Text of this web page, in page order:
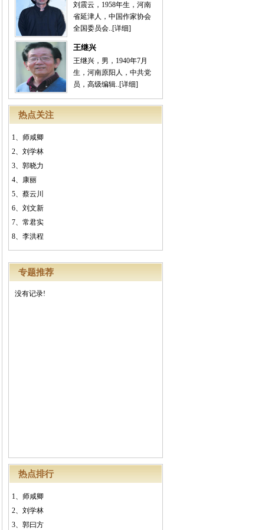
刘震云，1958年生，河南
省延津人，中国作家协会
全国委员会..[详细]
王继兴
王继兴，男，1940年7月
生，河南原阳人，中共党
员，高级编辑..[详细]
热点关注
1、 师咸卿
2、 刘学林
3、 郭晓力
4、 康丽
5、 蔡云川
6、 刘文新
7、 常君实
8、 李洪程
专题推荐
没有记录!
热点排行
1、 师咸卿
2、 刘学林
3、 郭曰方